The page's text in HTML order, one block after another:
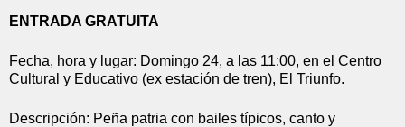
ENTRADA GRATUITA
Fecha, hora y lugar: Domingo 24, a las 11:00, en el Centro
Cultural y Educativo (ex estación de tren), El Triunfo.
Descripción: Peña patria con bailes típicos, canto y